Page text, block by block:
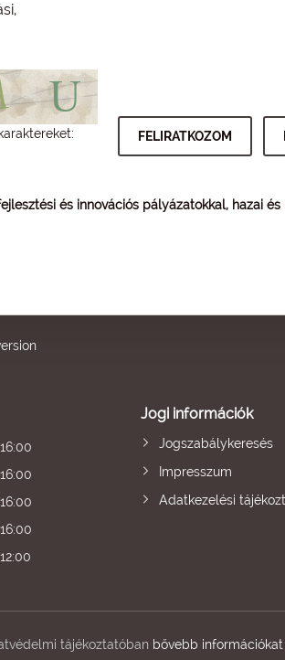
és innovációs pályázatokkal, hazai és
Jogi információk
Jogszabálykeresés
Impresszum
Adatkezelési
tájékoztatóban bővebb